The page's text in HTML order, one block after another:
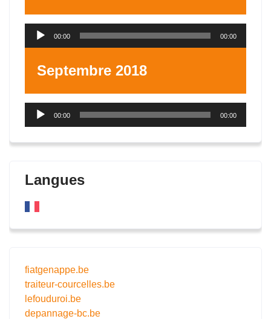
Lecteur
00:00 00:00
Septembre 2018
Lecteur
00:00 00:00
Langues
fiatgenappe.be
traiteur-courcelles.be
lefouduroi.be
depannage-bc.be